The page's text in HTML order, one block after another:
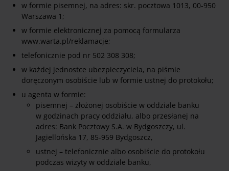
w formie pisemnej, na adres: skr. pocztowa 1013, 00-950
Warszawa 1;
w formie elektronicznej za pomocą formularza
www.warta.pl/reklamacje;
telefonicznie pod nr 502 308 308;
w każdej jednostce ubezpieczyciela, na piśmie
doręczonym osobiście lub w formie ustnej do protokołu;
u agenta w formie:
pisemnej – złożonej osobiście w oddziale banku
w godzinach pracy oddziału, albo przesłanej na
adres: Bank Pocztowy S.A. w Bydgoszczy, ul.
Jagiellońska 17, 85-959 Bydgoszcz,
ustnej – telefonicznie albo osobiście do protokołu
podczas wizyty w oddziale banku,